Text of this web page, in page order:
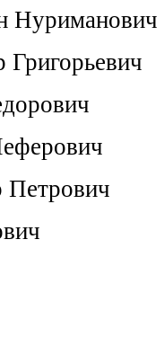
Нуриманович
Григорьевич